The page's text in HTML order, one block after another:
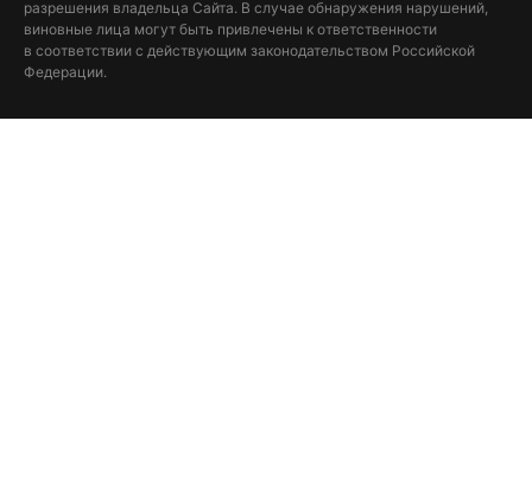
разрешения владельца Сайта. В случае обнаружения нарушений,
виновные лица могут быть привлечены к ответственности
в соответствии с действующим законодательством Российской
Федерации.